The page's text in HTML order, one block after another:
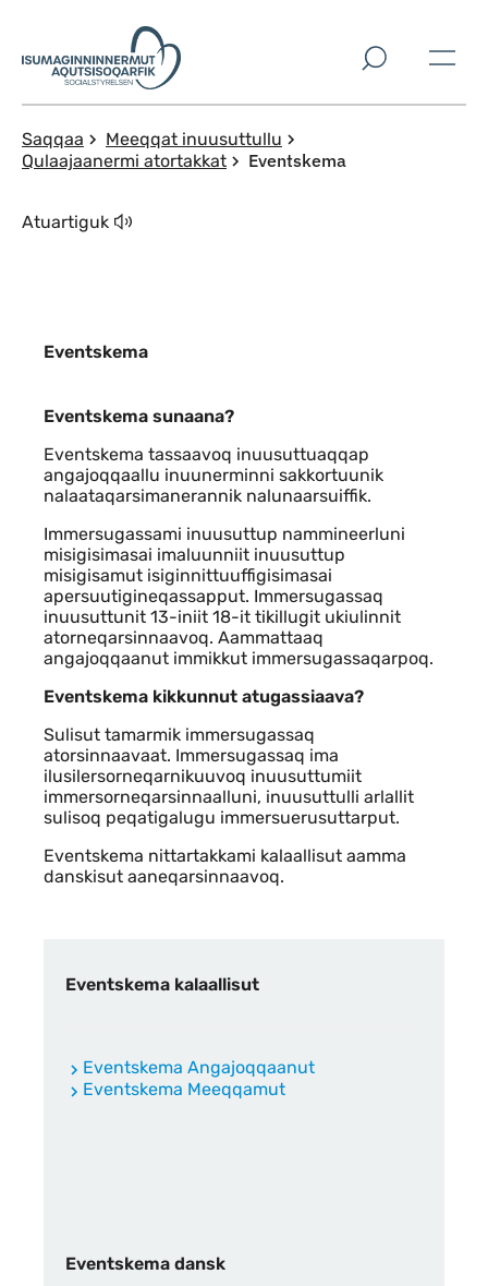
Imarisaanut ingerlaqqigit
Saqqaa
Meeqqat inuusuttullu
Qulaajaanermi atortakkat
Eventskema
Atuartiguk
Eventskema
Indhold
Eventskema sunaana?
Eventskema tassaavoq inuusuttuaqqap
angajoqqaallu inuunerminni sakkortuunik
nalaataqarsimanerannik nalunaarsuiffik.
Immersugassami inuusuttup nammineerluni
misigisimasai imaluunniit inuusuttup
misigisamut isiginnittuuffigisimasai
apersuutigineqassapput. Immersugassaq
inuusuttunit 13-iniit 18-it tikillugit ukiulinnit
atorneqarsinnaavoq. Aammattaaq
angajoqqaanut immikkut immersugassaqarpoq.
Eventskema kikkunnut atugassiaava?
Sulisut tamarmik immersugassaq
atorsinnaavaat. Immersugassaq ima
ilusilersorneqarnikuuvoq inuusuttumiit
immersorneqarsinnaalluni, inuusuttulli arlallit
sulisoq peqatigalugu immersuerusuttarput.
Eventskema nittartakkami kalaallisut aamma
danskisut aaneqarsinnaavoq.
Eventskema kalaallisut
Eventskema Angajoqqaanut
Eventskema Meeqqamut
Eventskema dansk